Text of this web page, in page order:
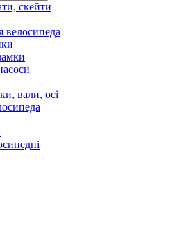
скейти
велосипеда
вали, осі